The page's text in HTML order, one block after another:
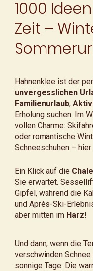
1000
Zeit –
Hahnenklee ist der
unvergesslichen
Familienurlaub,
Erholung suchen. Im
vollen Charme:
oder romantische
Schneeschuhen –
Ein Klick auf die
Sie erwartet.
Gipfel, während die
und Après-Ski-
aber mitten im Harz!
Und dann, wenn die
verschwinden
sonnige Tage. Die